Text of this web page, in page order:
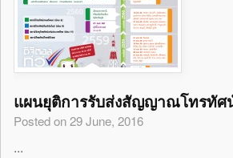
แผนยุติการรับส่งสัญญาณโทรทัศ
Posted on 29 June, 2016
...